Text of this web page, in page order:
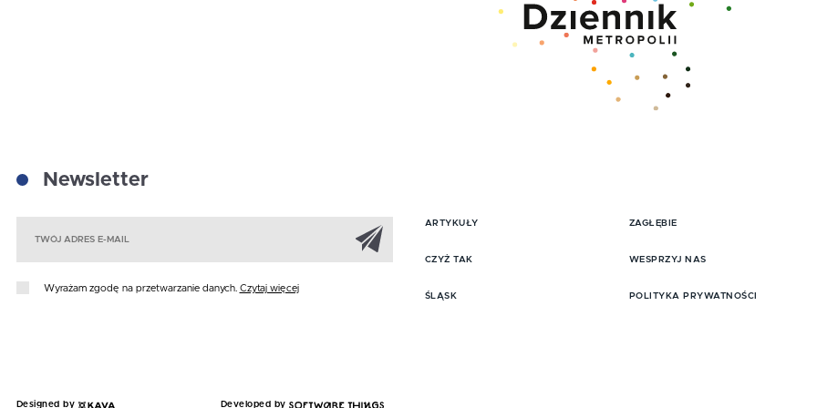
Newsletter
Zapisz się do Newslttera
Wyrażam zgodę na przetwarzanie danych. Czytaj więcej
ARTYKUŁY
CZYŻ TAK
ŚLĄSK
ZAGŁĘBIE
WESPRZYJ NAS
POLITYKA PRYWATNOŚCI
Designed by Developed by